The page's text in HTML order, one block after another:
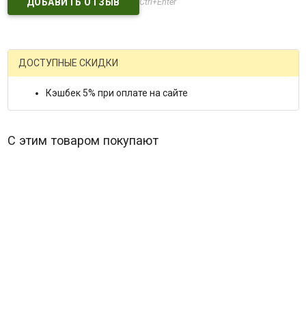
ДОСТУПНЫЕ СКИДКИ
Кэшбек 5% при оплате на сайте
С этим товаром покупают